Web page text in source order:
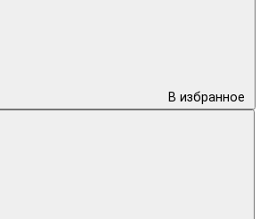
В избранное